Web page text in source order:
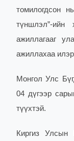
томилогдсон
түншлэл”-ийн
ажиллагааг
ажиллахаа
Монгол Улс
04 дүгээр
түүхтэй.
Киргиз Улсын